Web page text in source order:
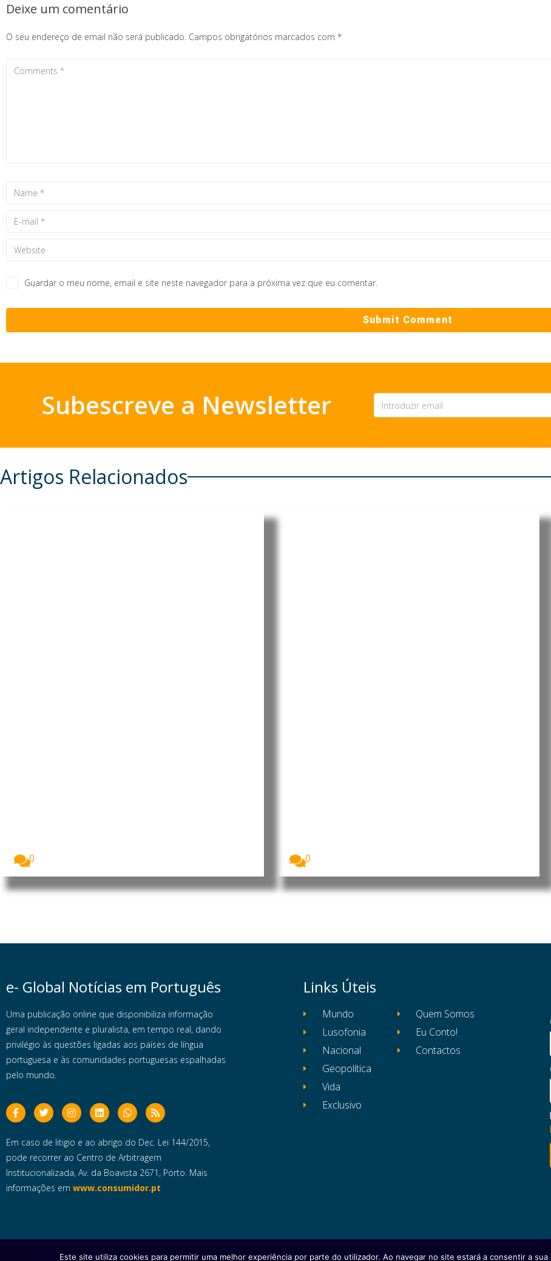
Deixe um comentário
O seu endereço de email não será publicado. Campos obrigatórios marcados com *
Guardar o meu nome, email e site neste navegador para a próxima vez que eu comentar.
Subescreve a Newsletter
Artigos Relacionados
0
0
e- Global Notícias em Português
Uma publicação online que disponibiliza informação
geral independente e pluralista, em tempo real, dando
privilégio às questões ligadas aos países de língua
portuguesa e às comunidades portuguesas espalhadas
pelo mundo.
Em caso de litigio e ao abrigo do Dec. Lei 144/2015,
pode recorrer ao Centro de Arbitragem
Institucionalizada, Av. da Boavista 2671, Porto. Mais
informações em www.consumidor.pt
Links Úteis
Mundo
Lusofonia
Nacional
Geopolítica
Vida
Exclusivo
Quem Somos
Eu Conto!
Contactos
Copyright © 2025 e- Global Notícias em Português | Todos os direitos reservados Ficha Técnica Estatuto
Este site utiliza cookies para permitir uma melhor experiência por parte do utilizador. Ao navegar no site estará a consentir a sua